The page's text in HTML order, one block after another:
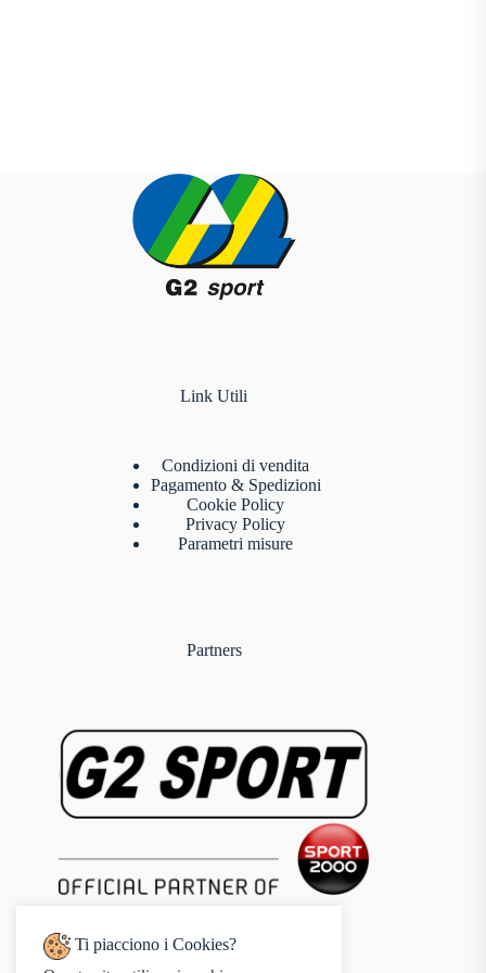
Link Utili
Condizioni di vendita
Pagamento & Spedizioni
Cookie Policy
Privacy Policy
Parametri misure
Partners
Ti piacciono i Cookies?